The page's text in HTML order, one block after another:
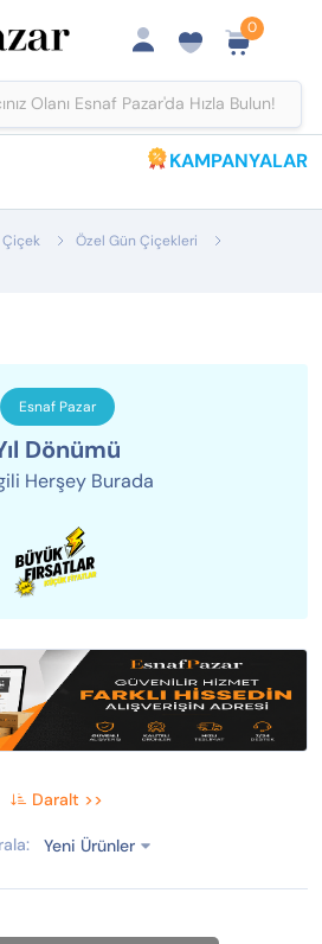
0
KAMPANYALAR
Çiçek
Özel Gün Çiçekleri
Esnaf Pazar
Dönümü
Herşey Burada
Daralt >>
Yeni Ürünler